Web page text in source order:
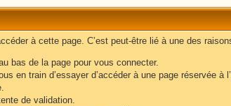
à cette page. C’est peut-être lié à une des
bas de la page pour vous connecter.
en train d’essayer d’accéder à une page réservée
de validation.